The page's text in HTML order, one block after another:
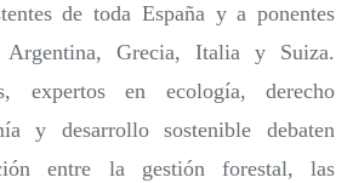
de toda España y a ponentes
Argentina, Grecia, Italia y Suiza.
expertos en ecología, derecho
y desarrollo sostenible debaten
entre la gestión forestal, las